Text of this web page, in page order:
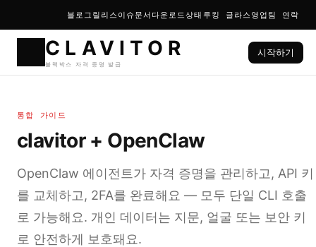
블로그 릴리스 이슈문서 다운로드상태 루킹 글라스 영업팀 연락
시작하기
통합 가이드
clavitor + OpenClaw
OpenClaw 에이전트가 자격 증명을 관리하고, API 키
를 교체하고, 2FA를 완료해요 — 모두 단일 CLI 호출
로 가능해요. 개인 데이터는 지문, 얼굴 또는 보안 키
로 안전하게 보호돼요.